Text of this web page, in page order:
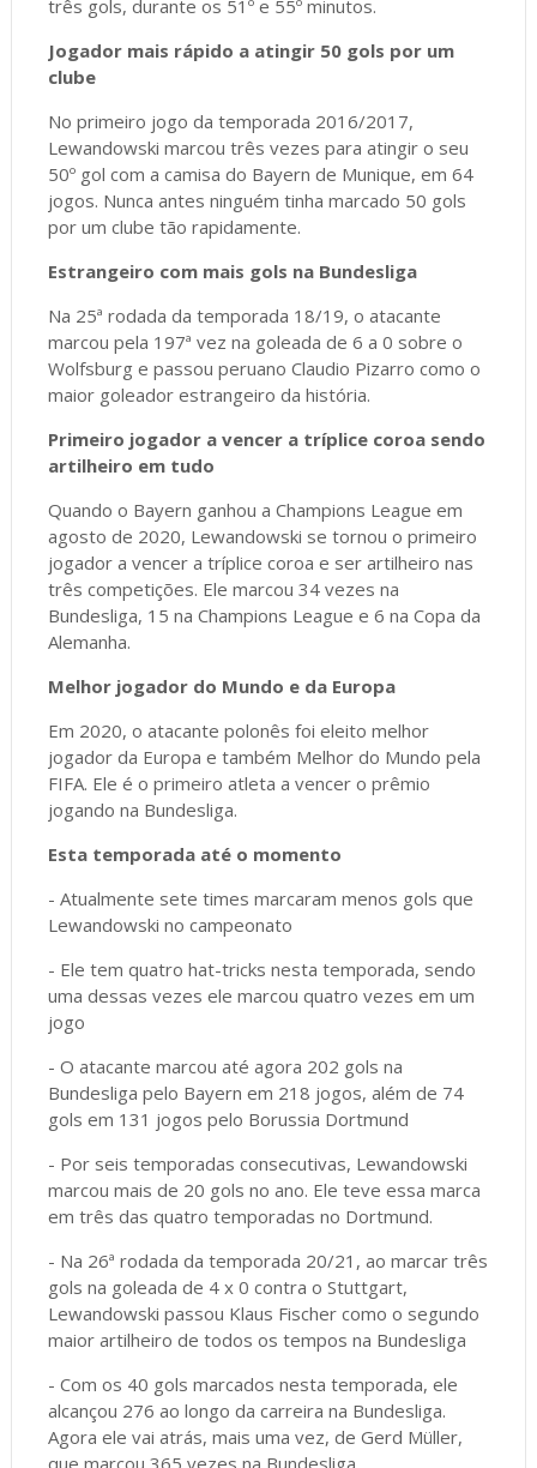
três gols, durante os 51º e 55º minutos.
Jogador mais rápido a atingir 50 gols por um
clube
No primeiro jogo da temporada 2016/2017,
Lewandowski marcou três vezes para atingir o seu
50º gol com a camisa do Bayern de Munique, em 64
jogos. Nunca antes ninguém tinha marcado 50 gols
por um clube tão rapidamente.
Estrangeiro com mais gols na Bundesliga
Na 25ª rodada da temporada 18/19, o atacante
marcou pela 197ª vez na goleada de 6 a 0 sobre o
Wolfsburg e passou peruano Claudio Pizarro como o
maior goleador estrangeiro da história.
Primeiro jogador a vencer a tríplice coroa sendo
artilheiro em tudo
Quando o Bayern ganhou a Champions League em
agosto de 2020, Lewandowski se tornou o primeiro
jogador a vencer a tríplice coroa e ser artilheiro nas
três competições. Ele marcou 34 vezes na
Bundesliga, 15 na Champions League e 6 na Copa da
Alemanha.
Melhor jogador do Mundo e da Europa
Em 2020, o atacante polonês foi eleito melhor
jogador da Europa e também Melhor do Mundo pela
FIFA. Ele é o primeiro atleta a vencer o prêmio
jogando na Bundesliga.
Esta temporada até o momento
- Atualmente sete times marcaram menos gols que
Lewandowski no campeonato
- Ele tem quatro hat-tricks nesta temporada, sendo
uma dessas vezes ele marcou quatro vezes em um
jogo
- O atacante marcou até agora 202 gols na
Bundesliga pelo Bayern em 218 jogos, além de 74
gols em 131 jogos pelo Borussia Dortmund
- Por seis temporadas consecutivas, Lewandowski
marcou mais de 20 gols no ano. Ele teve essa marca
em três das quatro temporadas no Dortmund.
- Na 26ª rodada da temporada 20/21, ao marcar três
gols na goleada de 4 x 0 contra o Stuttgart,
Lewandowski passou Klaus Fischer como o segundo
maior artilheiro de todos os tempos na Bundesliga
- Com os 40 gols marcados nesta temporada, ele
alcançou 276 ao longo da carreira na Bundesliga.
Agora ele vai atrás, mais uma vez, de Gerd Müller,
que marcou 365 vezes na Bundesliga